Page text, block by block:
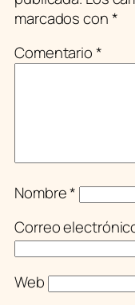
marcados con*
Comentario*
Nombre*
Correo
Web